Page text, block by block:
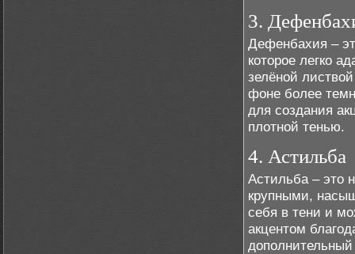
3.
Дефенбахия –
которое легко
зелёной
фоне более
для создания
плотной тенью.
4. Астильба
Астильба – это
крупными,
себя в тени и
акцентом